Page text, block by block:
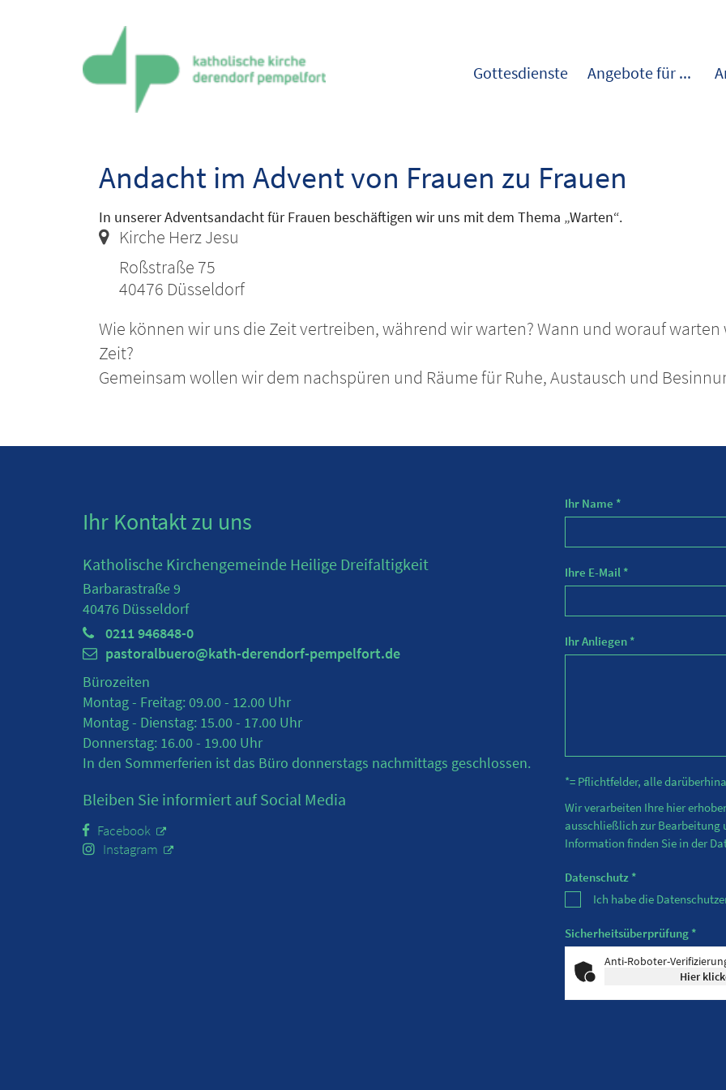
Gottesdienste Angebote für ...
Andacht im Advent von Frauen zu Frauen
In unserer Adventsandacht für Frauen beschäftigen wir uns mit dem Thema „Warten“.
Ort:Kirche Herz Jesu
Roßstraße 75
40476 Düsseldorf
Wie können wir uns die Zeit vertreiben, während wir warten? Wann und worauf
Zeit?
Gemeinsam wollen wir dem nachspüren und Räume für Ruhe, Austausch und
Ihr Kontakt zu uns
Katholische Kirchengemeinde Heilige Dreifaltigkeit
Barbarastraße 9
40476 Düsseldorf
0211 946848-0
pastoralbuero@kath-derendorf-pempelfort.de
Bürozeiten
Montag - Freitag: 09.00 - 12.00 Uhr
Montag - Dienstag: 15.00 - 17.00 Uhr
Donnerstag: 16.00 - 19.00 Uhr
In den Sommerferien ist das Büro donnerstags nachmittags geschlossen.
Bleiben Sie informiert auf Social Media
Facebook
Instagram
Ihr Name *
Ihre E-Mail *
Ihr Anliegen *
*= Pflichtfelder, alle
Wir verarbeiten Ihre hier
ausschließlich zur Bearbeitung
Information finden Sie in der
Datenschutz *
Ich habe die
Sicherheitsüberprüfung *
Anti-Roboter-
Hier